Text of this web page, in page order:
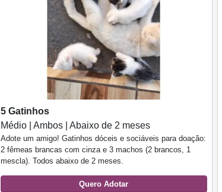
5 Gatinhos
Médio | Ambos | Abaixo de 2 meses
Adote um amigo! Gatinhos dóceis e sociáveis para doação:
2 fêmeas brancas com cinza e 3 machos (2 brancos, 1
mescla). Todos abaixo de 2 meses.
Quero Adotar